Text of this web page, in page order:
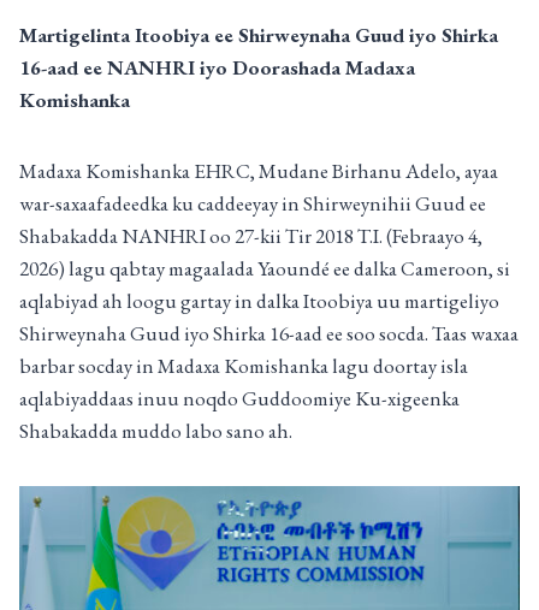
Martigelinta Itoobiya ee Shirweynaha Guud iyo Shirka
16-aad ee NANHRI iyo Doorashada Madaxa
Komishanka
Madaxa Komishanka EHRC, Mudane Birhanu Adelo, ayaa
war-saxaafadeedka ku caddeeyay in Shirweynihii Guud ee
Shabakadda NANHRI oo 27-kii Tir 2018 T.I. (Febraayo 4,
2026) lagu qabtay magaalada Yaoundé ee dalka Cameroon, si
aqlabiyad ah loogu gartay in dalka Itoobiya uu martigeliyo
Shirweynaha Guud iyo Shirka 16-aad ee soo socda. Taas waxaa
barbar socday in Madaxa Komishanka lagu doortay isla
aqlabiyaddaas inuu noqdo Guddoomiye Ku-xigeenka
Shabakadda muddo labo sano ah.